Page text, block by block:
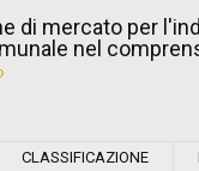
di mercato per
nel
CLASSIFICAZIONE